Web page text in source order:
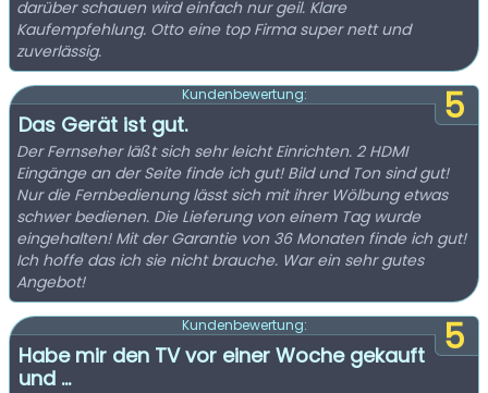
darüber schauen wird einfach nur geil. Klare
Kaufempfehlung. Otto eine top Firma super nett und
zuverlässig.
5
Kundenbewertung:
Das Gerät ist gut.
Der Fernseher läßt sich sehr leicht Einrichten. 2 HDMI
Eingänge an der Seite finde ich gut! Bild und Ton sind gut!
Nur die Fernbedienung lässt sich mit ihrer Wölbung etwas
schwer bedienen. Die Lieferung von einem Tag wurde
eingehalten! Mit der Garantie von 36 Monaten finde ich gut!
Ich hoffe das ich sie nicht brauche. War ein sehr gutes
Angebot!
5
Kundenbewertung:
Habe mir den TV vor einer Woche gekauft
und ...